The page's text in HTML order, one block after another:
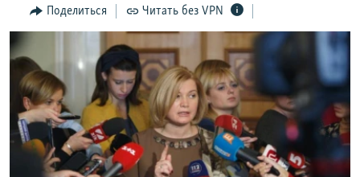
поискуИНФОГРАФИКА
ТЕЛЕПРОЕКТ КРЫМ.РЕАЛИИ
СОВЕТЫ ПРАВОЗАЩИТНИКОВ
ПРОПАВШИЕ БЕЗ ВЕСТИ
ПОБЕДИТЕЛЕЙ НЕ СУДЯТ?
КРЫМ.НЕПОКОРЕННЫЙ
КАК ОБОЙТИ БЛОКИРОВКУ
Українською
Qırımtatar
ПРИСОЕДИНЯЙТЕСЬ!
Поделиться Читать без VPN